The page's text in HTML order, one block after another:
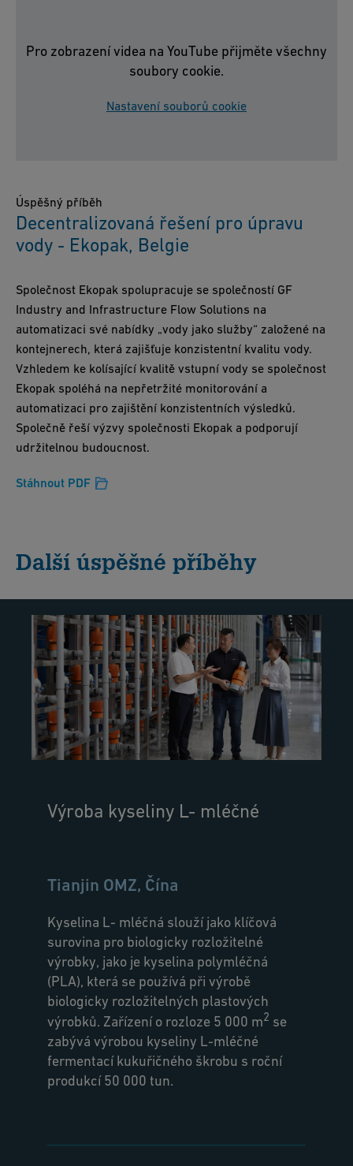
Pro zobrazení videa na YouTube přijměte všechny
soubory cookie.
Nastavení souborů cookie
Úspěšný příběh
Decentralizovaná řešení pro úpravu
vody - Ekopak, Belgie
Společnost Ekopak spolupracuje se společností GF
Industry and Infrastructure Flow Solutions na
automatizaci své nabídky „vody jako služby“ založené na
kontejnerech, která zajišťuje konzistentní kvalitu vody.
Vzhledem ke kolísající kvalitě vstupní vody se společnost
Ekopak spoléhá na nepřetržité monitorování a
automatizaci pro zajištění konzistentních výsledků.
Společně řeší výzvy společnosti Ekopak a podporují
udržitelnou budoucnost.
Stáhnout PDF
Další úspěšné příběhy
Výroba kyseliny L- mléčné
Tianjin OMZ, Čína
Kyselina L- mléčná slouží jako klíčová
surovina pro biologicky rozložitelné
výrobky, jako je kyselina polymléčná
(PLA), která se používá při výrobě
biologicky rozložitelných plastových
výrobků. Zařízení o rozloze 5 000 m2 se
zabývá výrobou kyseliny L-mléčné
fermentací kukuřičného škrobu s roční
produkcí 50 000 tun.